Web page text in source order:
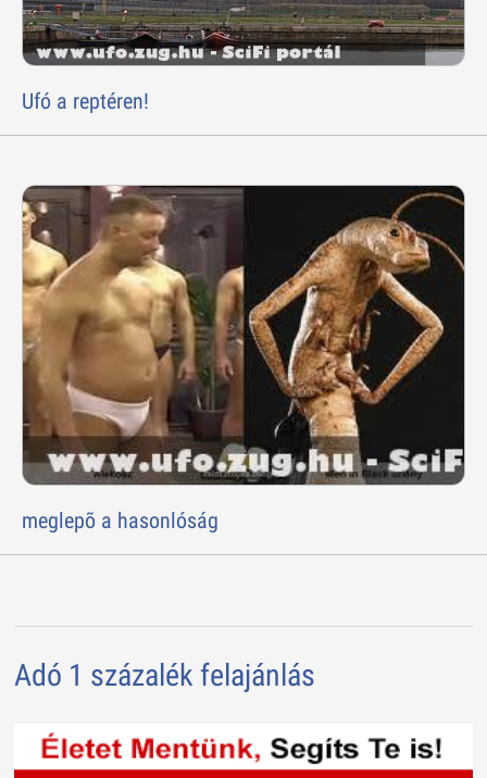
Ufó a reptéren!
meglepõ a hasonlóság
Adó 1 százalék felajánlás